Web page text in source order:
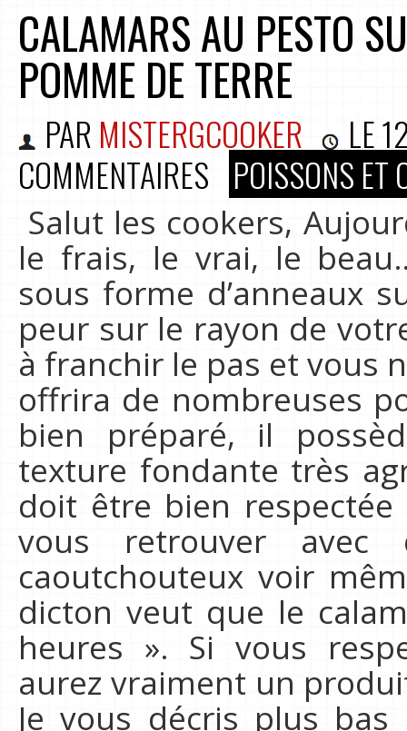
CALAMARS AU PESTO
POMME DE TERRE
PAR MISTERGCOOKER LE
COMMENTAIRES POISSONS ET
Salut les cookers,
le frais, le vrai, le
sous forme d’anneaux
peur sur le rayon de
à franchir le pas et vous
offrira de nombreuses
bien préparé, il
texture fondante très
doit être bien
vous retrouver avec
caoutchouteux voir
dicton veut que le
heures ». Si vous
aurez vraiment un
Je vous décris plus